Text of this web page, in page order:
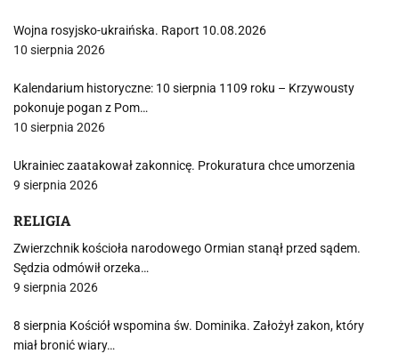
Wojna rosyjsko-ukraińska. Raport 10.08.2026
10 sierpnia 2026
Kalendarium historyczne: 10 sierpnia 1109 roku – Krzywousty
pokonuje pogan z Pom…
10 sierpnia 2026
Ukrainiec zaatakował zakonnicę. Prokuratura chce umorzenia
9 sierpnia 2026
RELIGIA
Zwierzchnik kościoła narodowego Ormian stanął przed sądem.
Sędzia odmówił orzeka…
9 sierpnia 2026
8 sierpnia Kościół wspomina św. Dominika. Założył zakon, który
miał bronić wiary…